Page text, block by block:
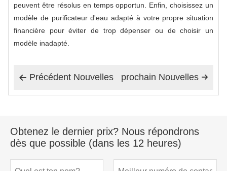
peuvent être résolus en temps opportun. Enfin, choisissez un
modèle de purificateur d'eau adapté à votre propre situation
financière pour éviter de trop dépenser ou de choisir un
modèle inadapté.
 Précédent Nouvelles 
prochain Nouvelles
Obtenez le dernier prix? Nous répondrons
dès que possible (dans les 12 heures)